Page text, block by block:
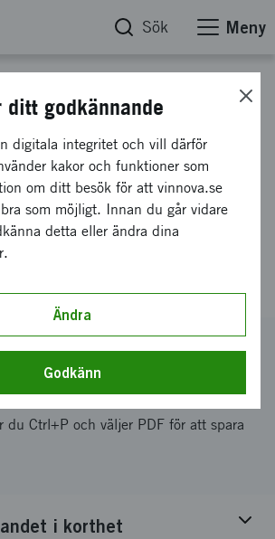
Sök Meny
Samarbetsprojekt
medelstora företag
våren 2026
för erbjudandet
PDF med all information om
du Ctrl+P och väljer PDF för att spara
i korthet
ditt godkännande
digitala integritet och vill därför
kakor och funktioner som
om ditt besök för att vinnova.se
som möjligt. Innan du går vidare
detta eller ändra dina
Ändra
Godkänn